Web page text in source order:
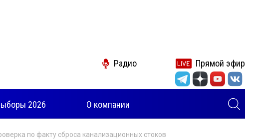
Радио Прямой эфир
2026 О компании
по факту сброса канализационных стоков